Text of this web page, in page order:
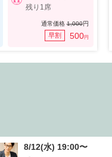
残り1席
通常価格1,000円
早割 500円
8/12(水) 19:00〜